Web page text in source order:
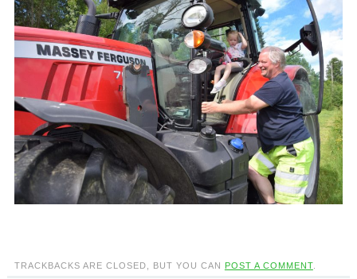
TRACKBACKS ARE CLOSED, BUT YOU CAN POST A COMMENT.